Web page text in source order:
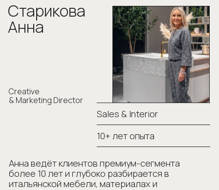
Анна ведёт клиентов премиум-сегмента
более 10 лет и глубоко разбирается в
итальянской мебели, материалах и
ведущих европейских брендах.
Sales & Interior
10+ лет опыта
Creative
& Marketing Director
Развитое чувство стиля и насмотренность
помогают ей подбирать интерьерные
решения под задачи, бюджет и характер
каждого заказчика. Она сопровождает
сделку от первой консультации до установки,
выстраивает работу с дизайнерами
и архитекторами и создаёт атмосферу
доверия и эксклюзивного сервиса.